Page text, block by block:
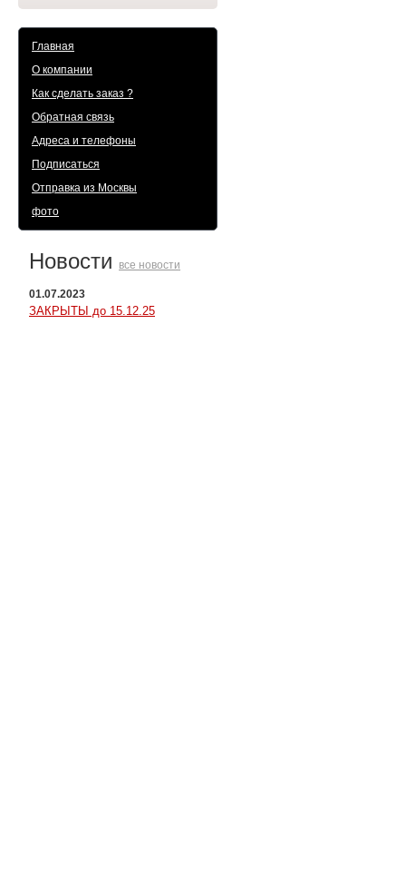
Главная
О компании
Как сделать заказ ?
Обратная связь
Адреса и телефоны
Подписаться
Отправка из Москвы
фото
Новости все новости
01.07.2023
ЗАКРЫТЫ до 15.12.25